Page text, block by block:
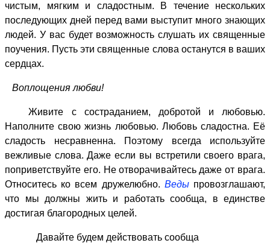
чистым, мягким и сладостным. В течение нескольких
последующих дней перед вами выступит много знающих
людей. У вас будет возможность слушать их священные
поучения. Пусть эти священные слова останутся в ваших
сердцах.
Воплощения любви!
Живите с состраданием, добротой и любовью.
Наполните свою жизнь любовью. Любовь сладостна. Её
сладость несравненна. Поэтому всегда используйте
вежливые слова. Даже если вы встретили своего врага,
поприветствуйте его. Не отворачивайтесь даже от врага.
Относитесь ко всем дружелюбно. Ведыпровозглашают,
что мы должны жить и работать сообща, в единстве
достигая благородных целей.
Давайте будем действовать сообща